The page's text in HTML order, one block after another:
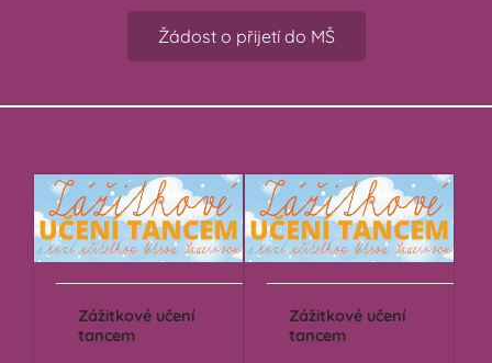
Žádost o přijetí do MŠ
Zážitkové učení
tancem
Zážitkové učení
tancem